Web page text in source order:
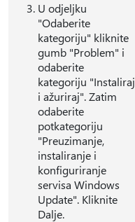
U odjeljku
"Odaberite
kategoriju" kliknite
gumb "Problem" i
odaberite
kategoriju "Instaliraj
i ažuriraj". Zatim
odaberite
potkategoriju
"Preuzimanje,
instaliranje i
konfiguriranje
servisa Windows
Update". Kliknite
Dalje.